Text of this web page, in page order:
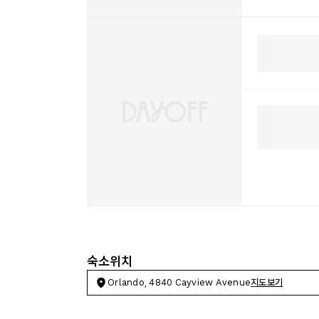
숙소위치
Orlando, 4840 Cayview Avenue지도보기